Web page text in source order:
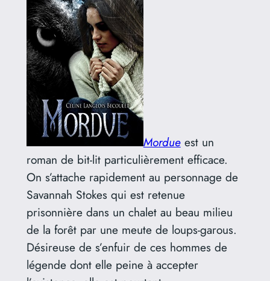
Mordueest un
roman de bit-lit particulièrement efficace.
On s’attache rapidement au personnage de
Savannah Stokes qui est retenue
prisonnière dans un chalet au beau milieu
de la forêt par une meute de loups-garous.
Désireuse de s’enfuir de ces hommes de
légende dont elle peine à accepter